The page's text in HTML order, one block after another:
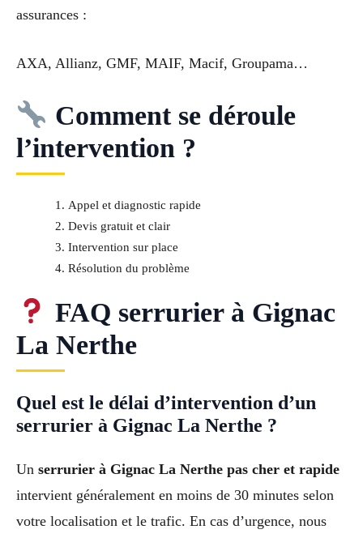
assurances :
AXA, Allianz, GMF, MAIF, Macif, Groupama…
Comment se déroule
l’intervention ?
Appel et diagnostic rapide
Devis gratuit et clair
Intervention sur place
Résolution du problème
FAQ serrurier à Gignac
La Nerthe
Quel est le délai d’intervention d’un
serrurier à Gignac La Nerthe ?
Un serrurier à Gignac La Nerthe pas cher et rapide
intervient généralement en moins de 30 minutes selon
votre localisation et le trafic. En cas d’urgence, nous